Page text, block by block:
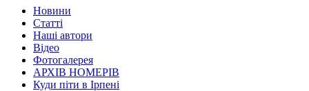
Новини
Статті
Наші автори
Відео
Фотогалерея
АРХІВ НОМЕРІВ
Куди піти в Ірпені